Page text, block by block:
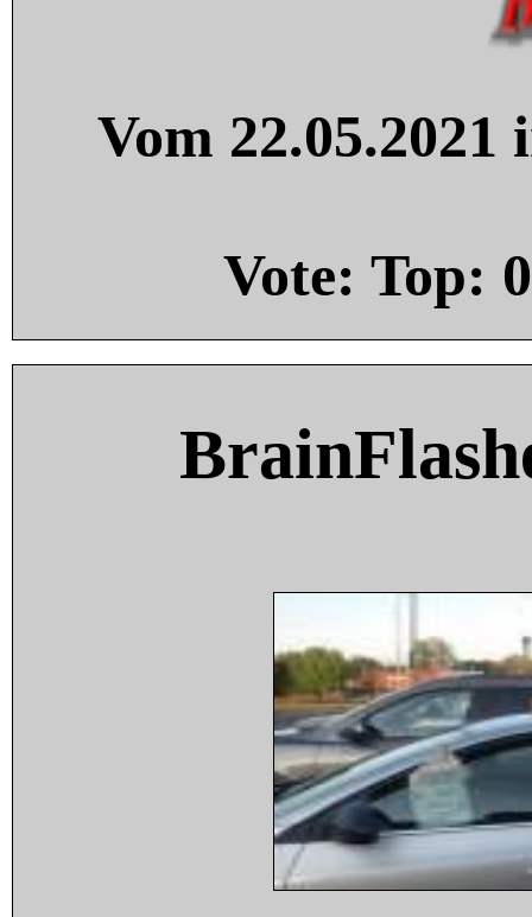
Vom
Vote: Top: 0